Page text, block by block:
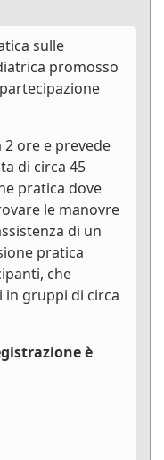
sulle
promosso
ore e prevede
di circa 45
pratica dove
le manovre
di un
pratica
che
in gruppi di circa
è